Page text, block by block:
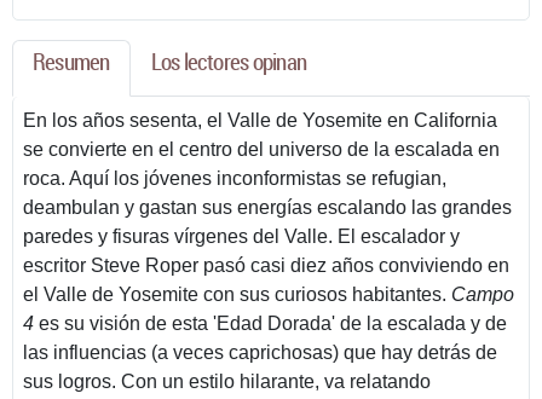
Resumen Los lectores opinan
En los años sesenta, el Valle de Yosemite en California
se convierte en el centro del universo de la escalada en
roca. Aquí los jóvenes inconformistas se refugian,
deambulan y gastan sus energías escalando las grandes
paredes y fisuras vírgenes del Valle. El escalador y
escritor Steve Roper pasó casi diez años conviviendo en
el Valle de Yosemite con sus curiosos habitantes. Campo
4 es su visión de esta 'Edad Dorada' de la escalada y de
las influencias (a veces caprichosas) que hay detrás de
sus logros. Con un estilo hilarante, va relatando